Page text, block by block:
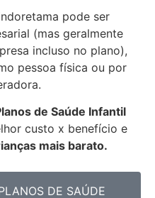
pode ser
(mas geralmente
incluso no plano),
pessoa física ou por
de Saúde Infantil
custo x benefício e
mais barato.
DE SAÚDE